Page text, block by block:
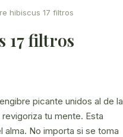
hibiscus 17 filtros
17 filtros
picante unidos al de la
tu mente. Esta
No importa si se toma